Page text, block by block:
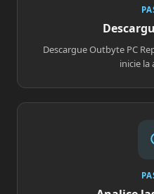
Descargue Outbyte PC
inicie la